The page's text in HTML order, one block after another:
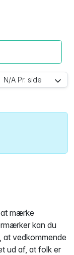
N/A Pr. side
mærke
kan du
vedkommende
ud af, at folk er